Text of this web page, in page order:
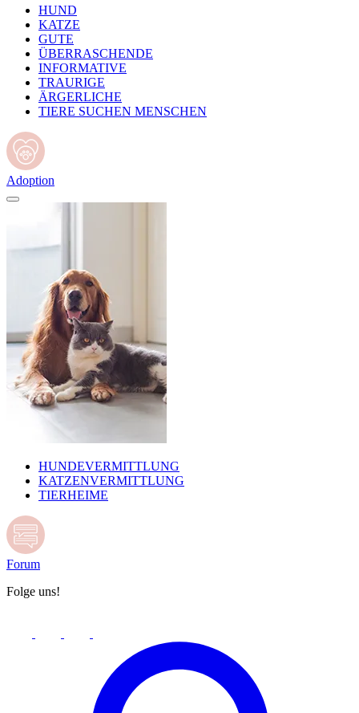
HUND
KATZE
GUTE
ÜBERRASCHENDE
INFORMATIVE
TRAURIGE
ÄRGERLICHE
TIERE SUCHEN MENSCHEN
Adoption
HUNDEVERMITTLUNG
KATZENVERMITTLUNG
TIERHEIME
Forum
Folge uns!